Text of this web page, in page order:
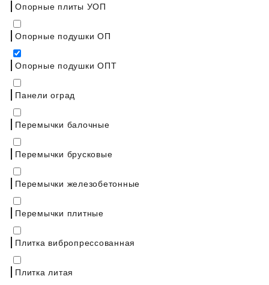
Опорные плиты УОП
Опорные подушки ОП
Опорные подушки ОПТ
Панели оград
Перемычки балочные
Перемычки брусковые
Перемычки железобетонные
Перемычки плитные
Плитка вибропрессованная
Плитка литая